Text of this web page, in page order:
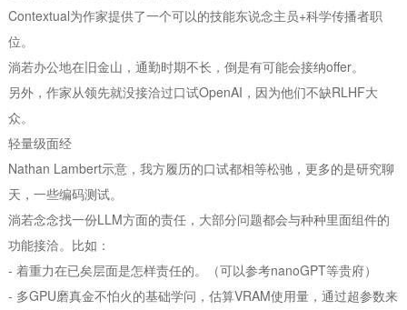
Contextual为作家提供了一个可以的技能东说念主员+科学传播者职
位。
淌若办公地在旧金山，通勤时期不长，倒是有可能会接纳offer。
另外，作家从领先就没接洽过口试OpenAI，因为他们不缺RLHF大
众。
轻量级面经
Nathan Lambert示意，我方履历的口试都相等松驰，更多的是研究聊
天，一些编码测试。
淌若念念找一份LLM方面的责任，大部分问题都会与种种里面组件的
功能接洽。比如：
- 着重力在已矣层面是怎样责任的。（可以参考nanoGPT等贵府）
- 多GPU磨真金不怕火的基础学问，估算VRAM使用量，通过超参数来